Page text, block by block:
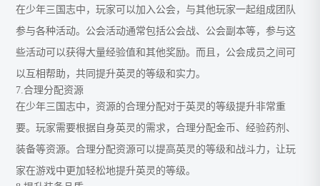
在少年三国志中，玩家可以加入公会，与其他玩家一起组成团队
参与各种活动。公会活动通常包括公会战、公会副本等，参与这
些活动可以获得大量经验值和其他奖励。而且，公会成员之间可
以互相帮助，共同提升英灵的等级和实力。
7.合理分配资源
在少年三国志中，资源的合理分配对于英灵的等级提升非常重
要。玩家需要根据自身英灵的需求，合理分配金币、经验药剂、
装备等资源。合理分配资源可以提高英灵的等级和战斗力，让玩
家在游戏中更加轻松地提升英灵的等级。